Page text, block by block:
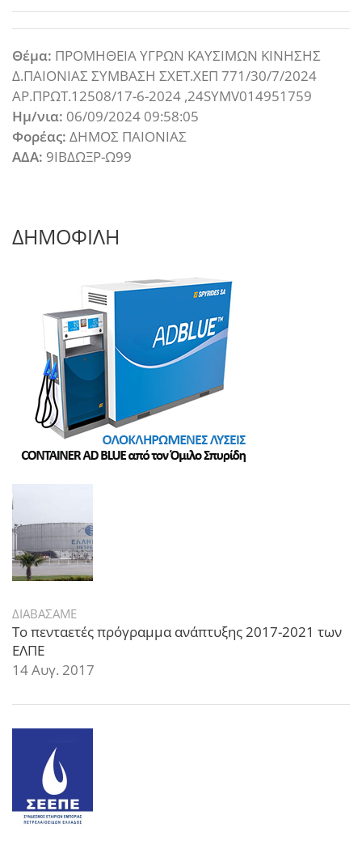
Θέμα: ΠΡΟΜΗΘΕΙΑ ΥΓΡΩΝ ΚΑΥΣΙΜΩΝ ΚΙΝΗΣΗΣ
Δ.ΠΑΙΟΝΙΑΣ ΣΥΜΒΑΣΗ ΣΧΕΤ.ΧΕΠ 771/30/7/2024
ΑΡ.ΠΡΩΤ.12508/17-6-2024 ,24SYMV014951759
Ημ/νια: 06/09/2024 09:58:05
Φορέας: ΔΗΜΟΣ ΠΑΙΟΝΙΑΣ
ΑΔΑ: 9ΙΒΔΩΞΡ-Ω99
ΔΗΜΟΦΙΛΗ
ΔΙΑΒΑΣΑΜΕ
Το πενταετές πρόγραμμα ανάπτυξης 2017-2021 των
ΕΛΠΕ
14 Αυγ. 2017